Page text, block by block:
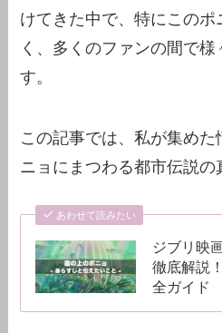
けてきた中で、特にこのポ
く、多くのファンの間で
す。
この記事では、私が集め
ニョにまつわる都市伝説の
あわせて読みたい
ジブリ映
徹底解説
全ガイド